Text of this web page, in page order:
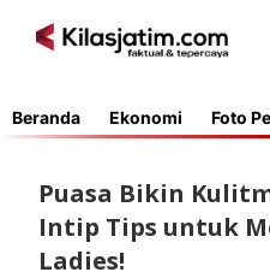
Beranda Ekonomi Foto
Puasa Bikin
Intip Tips untuk
Ladies!